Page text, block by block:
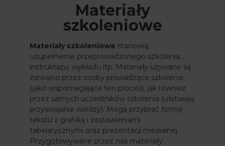
Materiały
szkoleniowe
Materiały szkoleniowe stanowią
uzupełnienie przeprowadzonego szkolenia,
instruktażu, wykładu itp. Materiały używane są
zarówno przez osoby prowadzące szkolenie
(jako wspomagające ten proces), jak również
przez samych uczestników szkolenia (ułatwiają
przyswajanie wiedzy). Mogą przybrać formę
tekstu z grafiką i zestawieniami
tabelarycznymi oraz prezentacji medialnej.
Przygotowywane przez nas materiały